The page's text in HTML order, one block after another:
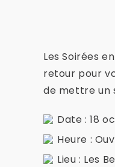
Les Soirées
retour pour
de mettre un
Date : 18
Heure :
Lieu : Les